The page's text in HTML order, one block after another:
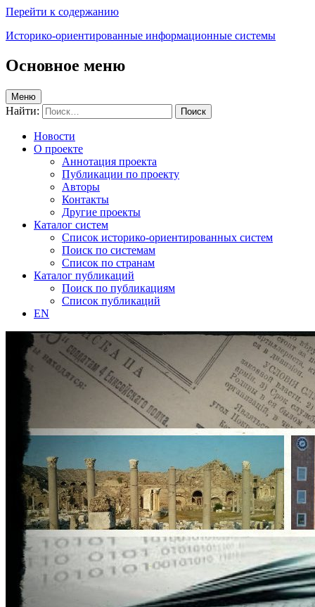
Перейти к содержанию
Историко-ориентированные информационные системы
Основное меню
Меню
Найти:
Новости
О проекте
Аннотация проекта
Публикации по проекту
Авторы
Контакты
Другие проекты
Каталог систем
Список историко-ориентированных систем
Поиск по системам
Список по странам
Каталог публикаций
Поиск по публикациям
Список публикаций
EN